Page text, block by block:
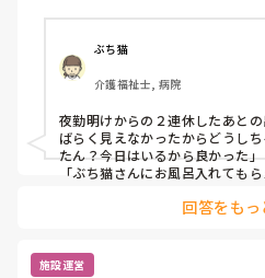
皆さんが訪問介護の仕事で「や
エピソードがあれば、ぜひ教え
ぶち猫
介護福祉士, 病院
夜勤明けからの２連休したあと
ばらく見えなかったからどうし
たん？今日はいるから良かった」
「ぶち猫さんにお風呂入れても
回答をもっ
施設運営